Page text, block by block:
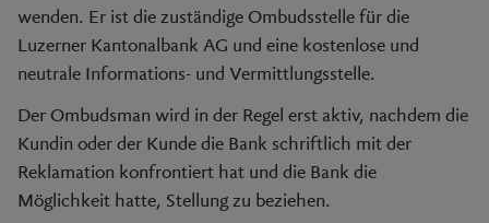
wenden. Er ist die zuständige Ombudsstelle für die
Luzerner Kantonalbank AG und eine kostenlose und
neutrale Informations- und Vermittlungsstelle.
Der Ombudsman wird in der Regel erst aktiv, nachdem die
Kundin oder der Kunde die Bank schriftlich mit der
Reklamation konfrontiert hat und die Bank die
Möglichkeit hatte, Stellung zu beziehen.